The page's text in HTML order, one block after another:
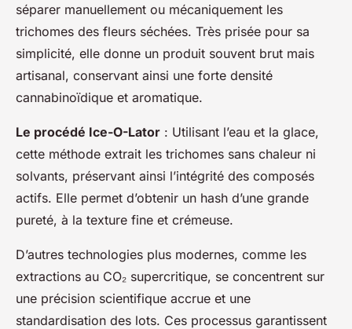
séparer manuellement ou mécaniquement les
trichomes des fleurs séchées. Très prisée pour sa
simplicité, elle donne un produit souvent brut mais
artisanal, conservant ainsi une forte densité
cannabinoïdique et aromatique.
Le procédé Ice-O-Lator : Utilisant l’eau et la glace,
cette méthode extrait les trichomes sans chaleur ni
solvants, préservant ainsi l’intégrité des composés
actifs. Elle permet d’obtenir un hash d’une grande
pureté, à la texture fine et crémeuse.
D’autres technologies plus modernes, comme les
extractions au CO₂ supercritique, se concentrent sur
une précision scientifique accrue et une
standardisation des lots. Ces processus garantissent